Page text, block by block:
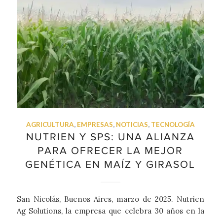
AGRICULTURA, EMPRESAS, NOTICIAS, TECNOLOGÍA
NUTRIEN Y SPS: UNA ALIANZA
PARA OFRECER LA MEJOR
GENÉTICA EN MAÍZ Y GIRASOL
San Nicolás, Buenos Aires, marzo de 2025. Nutrien
Ag Solutions, la empresa que celebra 30 años en la